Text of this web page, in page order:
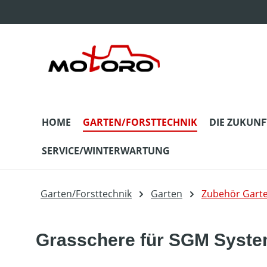
HOME GARTEN/FORSTTECHNIK DIE
SERVICE/WINTERWARTUNG
Garten/Forsttechnik Garten Zubehör
Grasschere für SGM